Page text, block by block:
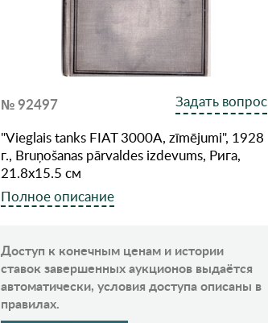
№ 92497
Задать вопрос
"Vieglais tanks FIAT 3000A, zīmējumi", 1928
г., Bruņošanas pārvaldes izdevums, Рига,
21.8x15.5 см
Полное описание
Доступ к конечным ценам и истории
ставок завершенных аукционов выдаётся
автоматически, условия доступа описаны в
правилах.